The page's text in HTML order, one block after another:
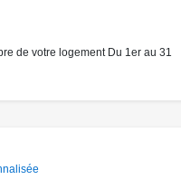
de votre logement Du 1er au 31